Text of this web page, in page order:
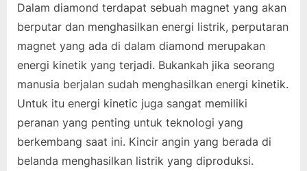
Dalam diamond terdapat sebuah magnet yang akan
berputar dan menghasilkan energi listrik, perputaran
magnet yang ada di dalam diamond merupakan
energi kinetik yang terjadi. Bukankah jika seorang
manusia berjalan sudah menghasilkan energi kinetik.
Untuk itu energi kinetic juga sangat memiliki
peranan yang penting untuk teknologi yang
berkembang saat ini. Kincir angin yang berada di
belanda menghasilkan listrik yang diproduksi.